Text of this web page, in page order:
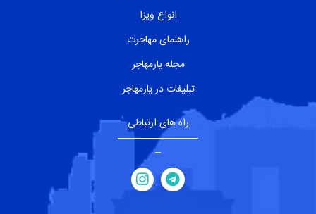
انواع ویزا
راهنمای مهاجرت
مجله یارمهاجر
تبلیغات در یارمهاجر
راه های ارتباطی
--